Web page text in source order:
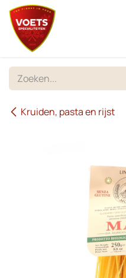
Overslaan naar inhoud
Kruiden, pasta en rijst